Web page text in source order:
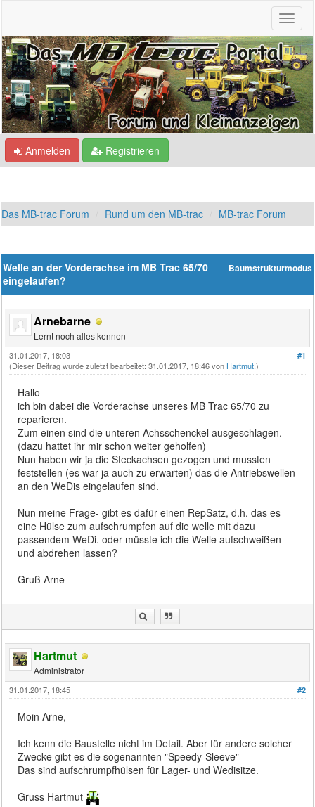
Anmelden Registrieren
Das MB-trac Forum Rund um den MB-trac MB-trac Forum
Baumstrukturmodus
Welle an der Vorderachse im MB Trac 65/70
eingelaufen?
Arnebarne
Lernt noch alles kennen
#1
31.01.2017, 18:03
(Dieser Beitrag wurde zuletzt bearbeitet: 31.01.2017, 18:46 von Hartmut.)
Hallo
ich bin dabei die Vorderachse unseres MB Trac 65/70 zu
reparieren.
Zum einen sind die unteren Achsschenckel ausgeschlagen.
(dazu hattet ihr mir schon weiter geholfen)
Nun haben wir ja die Steckachsen gezogen und mussten
feststellen (es war ja auch zu erwarten) das die Antriebswellen
an den WeDis eingelaufen sind.
Nun meine Frage- gibt es dafür einen RepSatz, d.h. das es
eine Hülse zum aufschrumpfen auf die welle mit dazu
passendem WeDi. oder müsste ich die Welle aufschweißen
und abdrehen lassen?
Gruß Arne
Hartmut
Administrator
#2
31.01.2017, 18:45
Moin Arne,
Ich kenn die Baustelle nicht im Detail. Aber für andere solcher
Zwecke gibt es die sogenannten "Speedy-Sleeve"
Das sind aufschrumpfhülsen für Lager- und Wedisitze.
Gruss Hartmut